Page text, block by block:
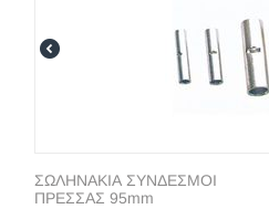
ΣΩΛΗΝΑΚΙΑ ΣΥΝΔΕΣΜΟΙ
ΠΡΕΣΣΑΣ 95mm